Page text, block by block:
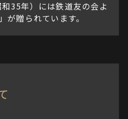
35年）には鉄道友の会よ
が贈られています。